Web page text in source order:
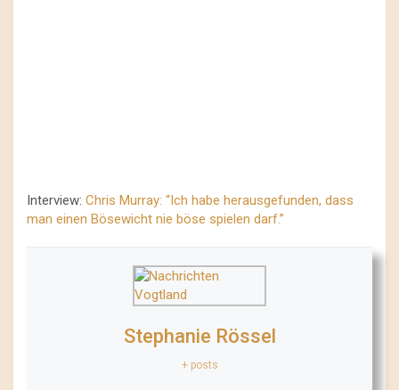
Interview: Chris Murray: “Ich habe herausgefunden, dass
man einen Bösewicht nie böse spielen darf.”
Stephanie Rössel
+ posts